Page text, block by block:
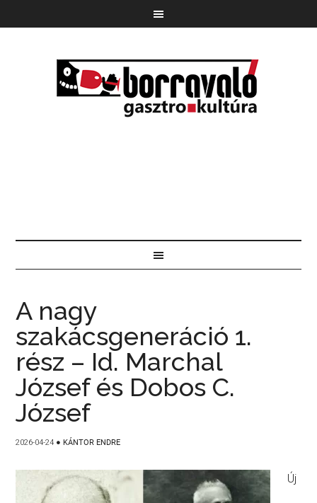
A nagy
szakácsgeneráció 1.
rész – Id. Marchal
József és Dobos C.
József
2026-04-24 ● KÁNTOR ENDRE
Új